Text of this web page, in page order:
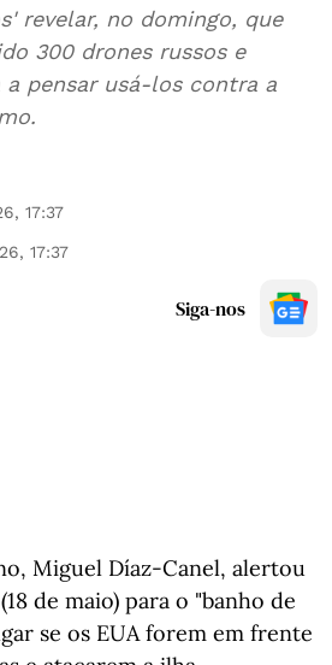
revelar, no domingo, que
300 drones russos e
a pensar usá-los contra a
17:37
17:37
Siga-nos
Miguel Díaz-Canel, alertou
de maio) para o "banho de
se os EUA forem em frente